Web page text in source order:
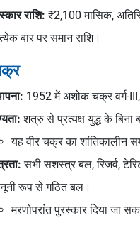
राशि: ₹2,100 मासिक,
बार पर समान राशि।
1952 में अशोक चक्र वर्ग-
शत्रु से प्रत्यक्ष युद्ध के बिना
यह वीर चक्र का शांतिकालीन
सभी सशस्त्र बल, रिजर्व,
रूप से गठित बल।
मरणोपरांत पुरस्कार दिया जा